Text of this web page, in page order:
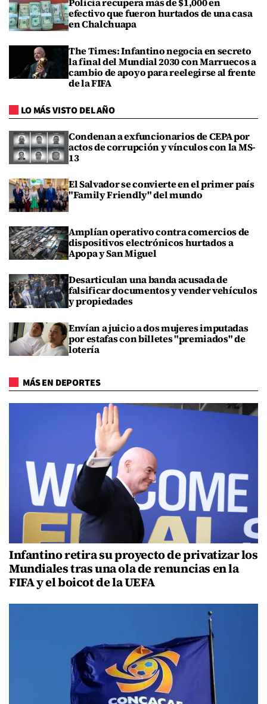
Policía recupera más de $1,000 en
efectivo que fueron hurtados de una casa
en Chalchuapa
The Times: Infantino negocia en secreto
la final del Mundial 2030 con Marruecos a
cambio de apoyo para reelegirse al frente
de la FIFA
LO MÁS VISTO DEL AÑO
Condenan a exfuncionarios de CEPA por
actos de corrupción y vínculos con la MS-
13
El Salvador se convierte en el primer país
"Family Friendly" del mundo
Amplían operativo contra comercios de
dispositivos electrónicos hurtados a
Apopa y San Miguel
Desarticulan una banda acusada de
falsificar documentos y vender vehículos
y propiedades
Envían a juicio a dos mujeres imputadas
por estafas con billetes "premiados" de
lotería
MÁS EN DEPORTES
Infantino retira su proyecto de privatizar los
Mundiales tras una ola de renuncias en la
FIFA y el boicot de la UEFA